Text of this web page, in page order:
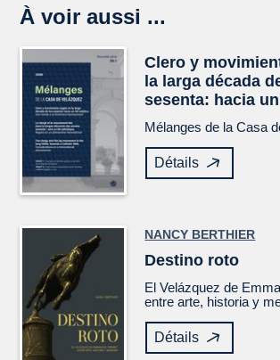
À voir aussi ...
Clero y
la larga década
sesenta: hacia
Mélanges de la Casa
Détails
NANCY BERTHIER
Destino roto
ElVelázquez de
entre arte, historia y
Détails